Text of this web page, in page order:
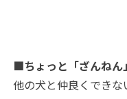
■ちょっと「ざんねん
他の犬と仲良くできな